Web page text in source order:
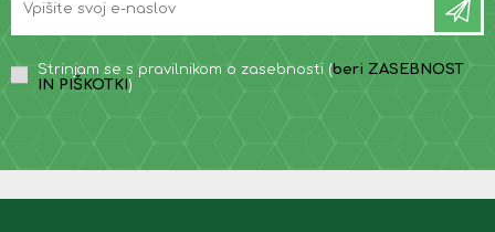
Strinjam se s pravilnikom o zasebnosti (beri ZASEBNOST
IN PIŠKOTKI )